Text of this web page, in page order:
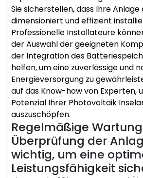
Sie sicherstellen, dass Ihre
dimensioniert und effizient
Professionelle Installateure
der Auswahl der geeigneten
der Integration des
helfen, um eine zuverlässige und
Energieversorgung zu
auf das Know-how von Experten,
Potenzial Ihrer Photovoltaik
auszuschöpfen.
Regelmäßige
Überprüfung der
wichtig, um eine
Leistungsfähigkeit